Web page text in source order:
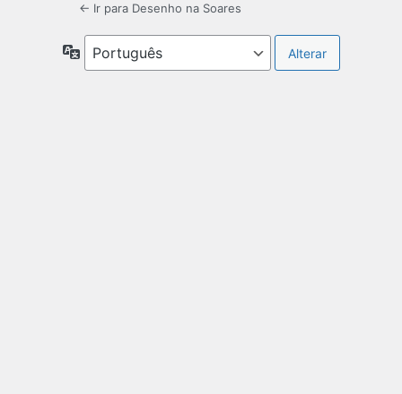
← Ir para Desenho na Soares
Idioma